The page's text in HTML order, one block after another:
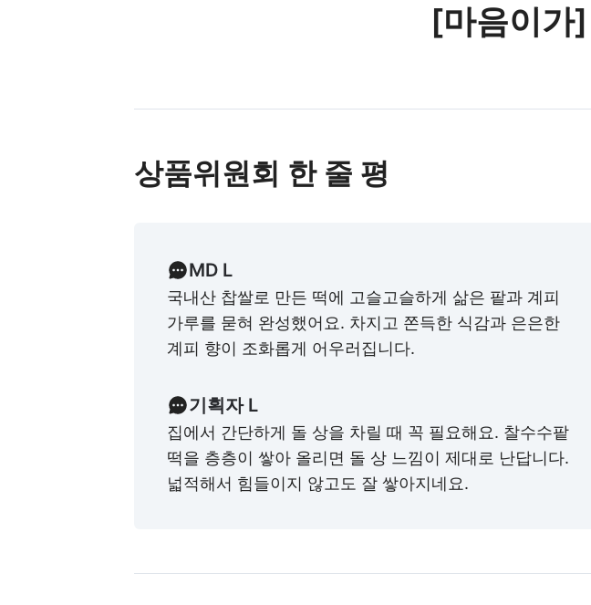
[마음이가
상품위원회 한 줄 평
MD L
국내산 찹쌀로 만든 떡에 고슬고슬하게 삶은 팥과 계피
가루를 묻혀 완성했어요. 차지고 쫀득한 식감과 은은한
계피 향이 조화롭게 어우러집니다.
기획자 L
집에서 간단하게 돌 상을 차릴 때 꼭 필요해요. 찰수수팥
떡을 층층이 쌓아 올리면 돌 상 느낌이 제대로 난답니다.
넓적해서 힘들이지 않고도 잘 쌓아지네요.